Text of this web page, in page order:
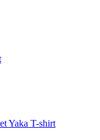
Yaka T-shirt